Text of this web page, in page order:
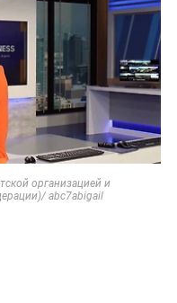
организацией и
abc7abigail